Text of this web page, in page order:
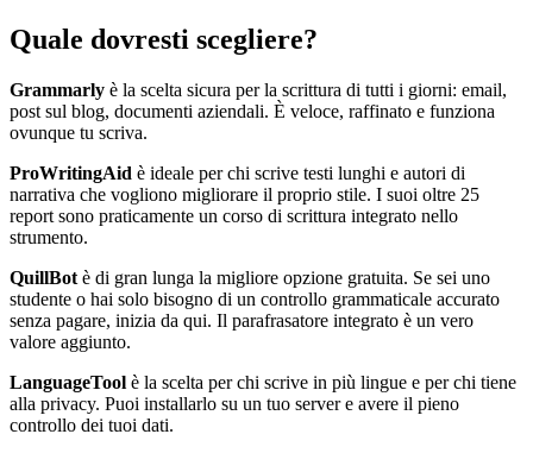
Quale dovresti scegliere?
Grammarly è la scelta sicura per la scrittura di tutti i giorni: email,
post sul blog, documenti aziendali. È veloce, raffinato e funziona
ovunque tu scriva.
ProWritingAid è ideale per chi scrive testi lunghi e autori di
narrativa che vogliono migliorare il proprio stile. I suoi oltre 25
report sono praticamente un corso di scrittura integrato nello
strumento.
QuillBot è di gran lunga la migliore opzione gratuita. Se sei uno
studente o hai solo bisogno di un controllo grammaticale accurato
senza pagare, inizia da qui. Il parafrasatore integrato è un vero
valore aggiunto.
LanguageTool è la scelta per chi scrive in più lingue e per chi tiene
alla privacy. Puoi installarlo su un tuo server e avere il pieno
controllo dei tuoi dati.